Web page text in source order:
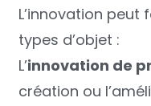
L’innovation
types d’objet :
L’innovation de
création ou